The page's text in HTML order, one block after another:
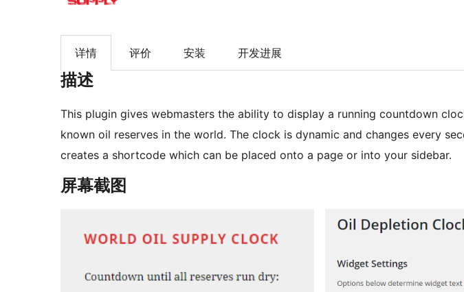
详情 评价 安装 开发进展
描述
This plugin gives webmasters the ability to display a running countdown
known oil reserves in the world. The clock is dynamic and changes every
creates a shortcode which can be placed onto a page or into your sidebar.
屏幕截图